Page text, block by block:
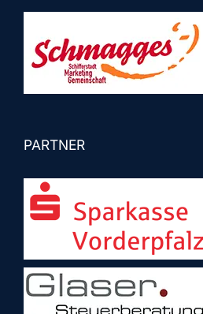
PARTNER